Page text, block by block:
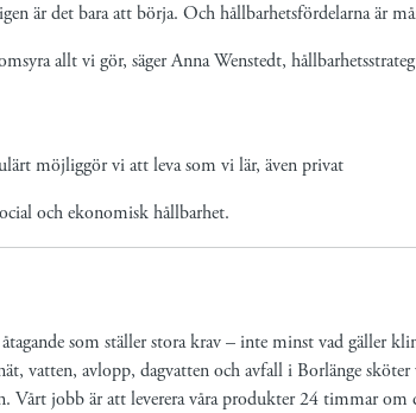
är det bara att börja. Och hållbarhetsfördelarna är
allt vi gör, säger Anna Wenstedt,
möjliggör vi att leva som vi lär, även privat
och ekonomisk hållbarhet.
som ställer stora krav – inte minst vad gäller
vatten, avlopp, dagvatten och avfall i Borlänge sköter
Vårt jobb är att leverera våra produkter 24 timmar om